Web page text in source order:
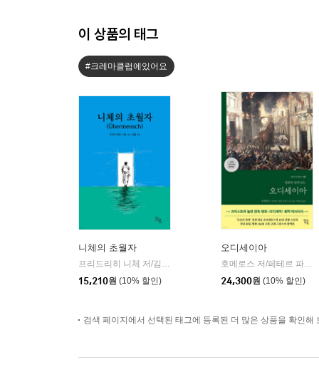
이 상품의 태그
#크레마클럽에있어요
니체의 초월자
프리드리히 니체 저/김철 편역
15,210원 (10% 할인)
오디세이아
호메로스 저/페테르 파울 루벤스 그림/박문재 역
24,300원 (10% 할인)
검색 페이지에서 선택된 태그에 등록된 더 많은 상품을 확인해